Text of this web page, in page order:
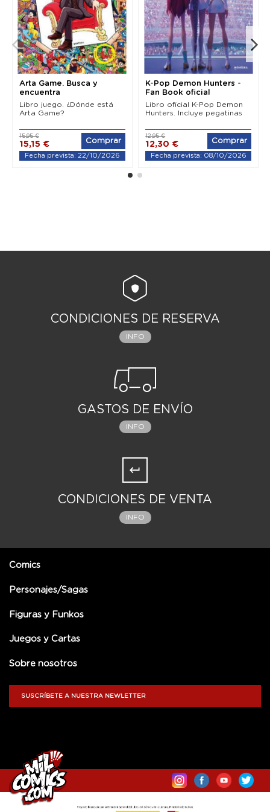
Arta Game. Busca y
encuentra
Libro juego. ¿Dónde está
Arta Game?
15,15 €
15,95 €
Comprar
Fecha prevista: 22/10/2026
K-Pop Demon Hunters -
Fan Book oficial
Libro oficial K-Pop Demon
Hunters. Incluye pegatinas
12,30 €
12,95 €
Comprar
Fecha prevista: 08/10/2026
CONDICIONES DE RESERVA
INFO
GASTOS DE ENVÍO
INFO
CONDICIONES DE VENTA
INFO
Comics
Personajes/Sagas
Figuras y Funkos
Juegos y Cartas
Sobre nosotros
SUSCRÍBETE A NUESTRA NEWLETTER